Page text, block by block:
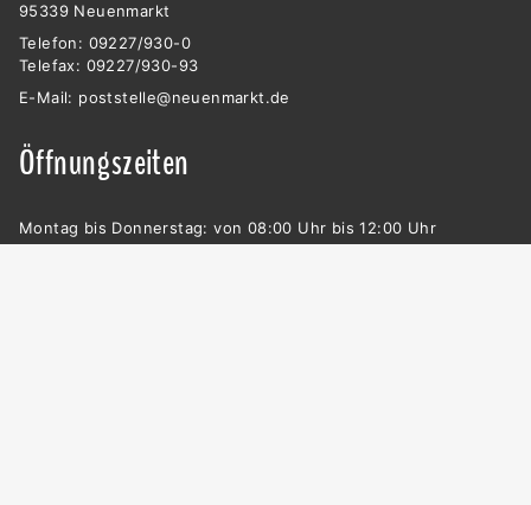
95339 Neuenmarkt
Telefon: 09227/930-0
Telefax: 09227/930-93
E-Mail: poststelle@neuenmarkt.de
Öffnungszeiten
Montag bis Donnerstag: von 08:00 Uhr bis 12:00 Uhr
Mittwoch: 13:30 Uhr bis 17:00 Uhr